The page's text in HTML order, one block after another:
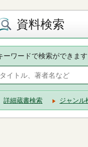
資料検索
ーワードで検索ができます
詳細蔵書検索 ジャンル